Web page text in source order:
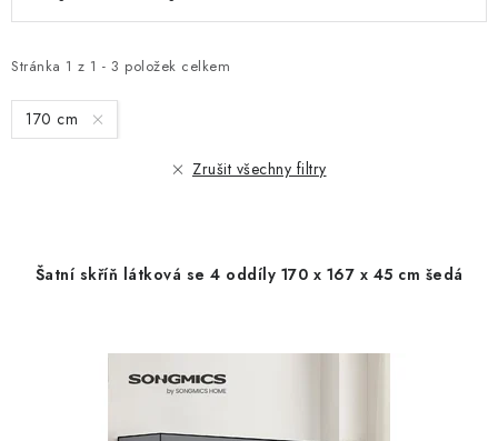
i
s
p
Stránka 1 z 1 - 3 položek celkem
e
n
í 170 cm
Zrušit všechny filtry
Šatní skříň látková se 4 oddíly 170 x 167 x 45 cm šedá